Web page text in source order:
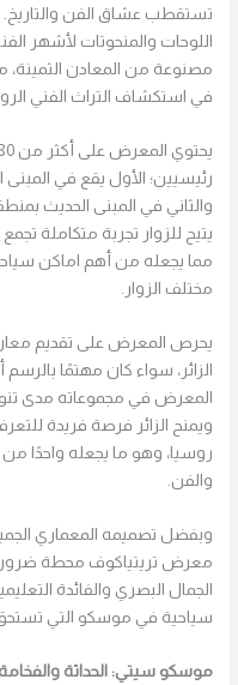
تستقطب عشاق الفن
اللوحات والمنحوتات لأشهر
مصنوعة من المعادن
في استكشاف التراث الفني
رئيسيين؛ الأول يقع في
والثاني في المبنى الحديث
يتيح للزوار تجربة متكاملة تجمع
مما يجعله من أهم اماكن
مختلف الزوار.
يحرص المعرض على تقديم
الزائر، سواء كان مهتمًا
المعرض في مجموعاته مدى
ويمنح الزائر فرصة فريدة
روسيا، وهو ما يجعله واحدًا
والفن.
وبفضل تصميمه المعماري
معرض تريتياكوف محطة
الجمال البصري والفائدة
سياحية في موسكو التي تستحق
موسكو سيتي: الحداثة